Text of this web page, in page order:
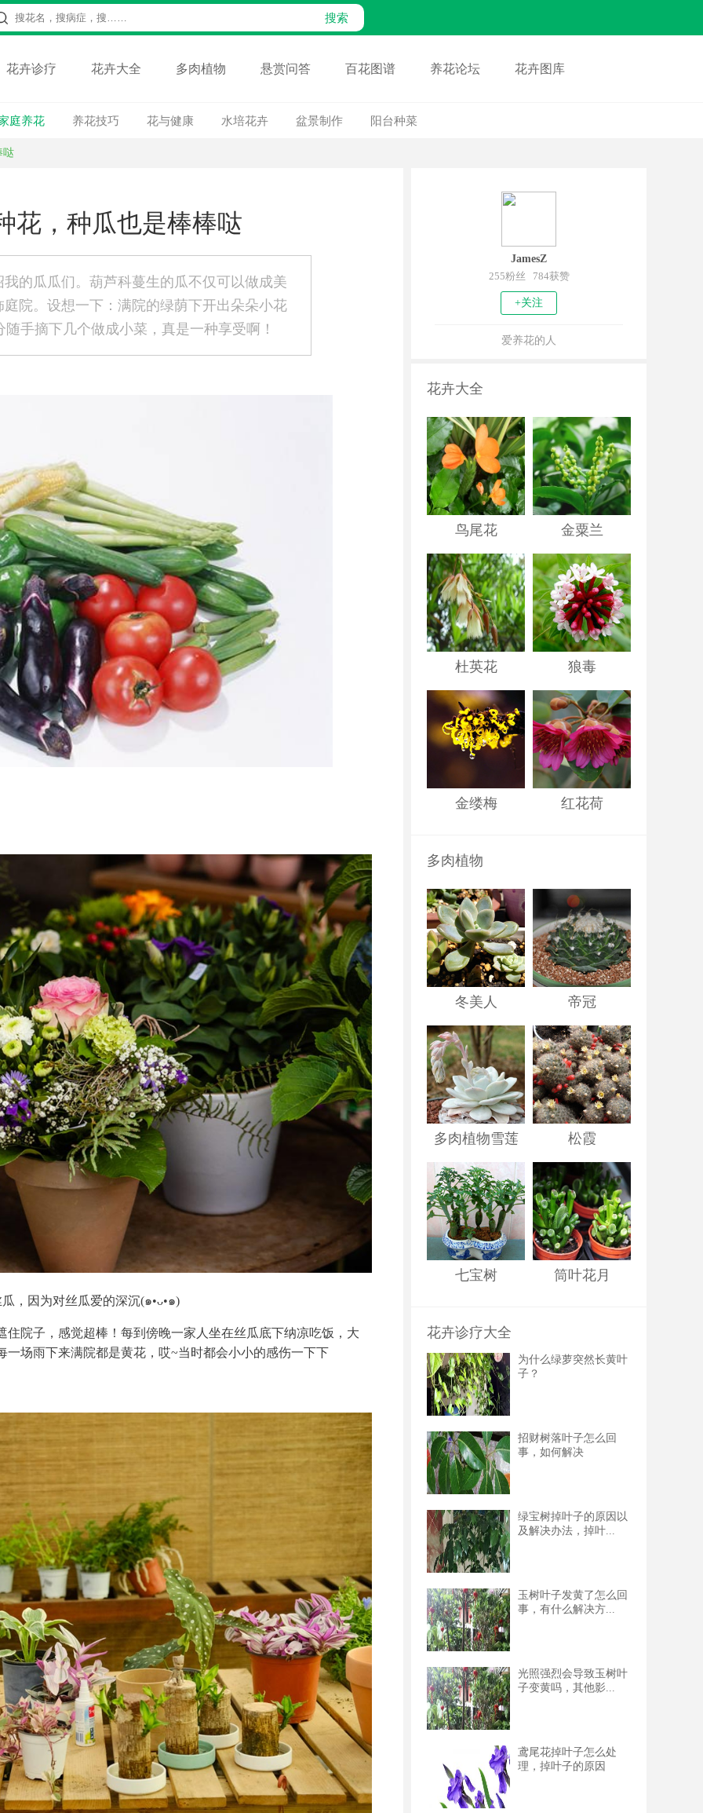
花卉诊疗 花卉大全 多肉植物 悬赏问答 百花图谱 养花论坛 花卉图库
庭养花 养花技巧 花与健康 水培花卉 盆景制作 阳台种菜
哒
花，种瓜也是棒棒哒
的瓜瓜们。葫芦科蔓生的瓜不仅可以做成美
院。设想一下：满院的绿荫下开出朵朵小花
手摘下几个做成小菜，真是一种享受啊！
，因为对丝瓜爱的深沉(๑•ᴗ•๑)
院子，感觉超棒！每到傍晚一家人坐在丝瓜底下纳凉吃饭，大
场雨下来满院都是黄花，哎~当时都会小小的感伤一下下
JamesZ
255粉丝 784获赞
+关注
爱养花的人
花卉大全
鸟尾花 金粟兰
杜英花 狼毒
金缕梅 红花荷
多肉植物
冬美人 帝冠
多肉植物雪莲 松霞
七宝树 筒叶花月
花卉诊疗大全
为什么绿萝突然长黄叶
子？
招财树落叶子怎么回
事，如何解决
绿宝树掉叶子的原因以
及解决办法，掉叶...
玉树叶子发黄了怎么回
事，有什么解决方...
光照强烈会导致玉树叶
子变黄吗，其他影...
鸢尾花掉叶子怎么处
理，掉叶子的原因